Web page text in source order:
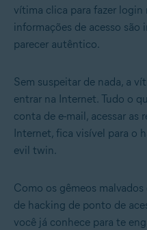
vítima clica para fazer login
informações de acesso são
parecer autêntico.
Sem suspeitar de nada, a
entrar na Internet. Tudo o
conta de e-mail, acessar as
Internet, fica visível para o
evil twin.
Como os gêmeos
de hacking de ponto de
você já conhece para te